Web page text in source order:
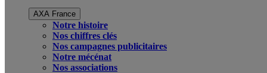
AXA France
Notre histoire
Nos chiffres clés
Nos campagnes publicitaires
Notre mécénat
Nos associations